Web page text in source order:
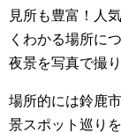
見所も豊富！人
くわかる場所に
夜景を写真で撮
場所的には鈴鹿
景スポット巡り